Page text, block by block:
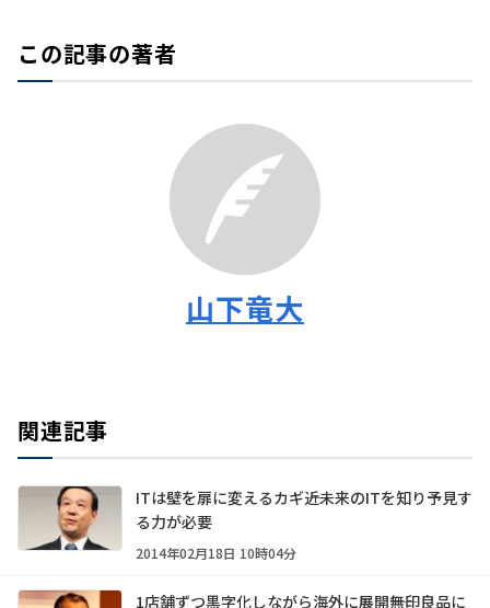
この記事の著者
山下竜大
関連記事
ITは壁を扉に変えるカギ――近未来のITを知り予見す
る力が必要
2014年02月18日 10時04分
1店舗ずつ黒字化しながら海外に展開――無印良品に